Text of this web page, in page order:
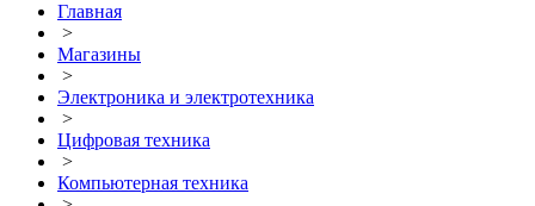
Главная
>
Магазины
>
Электроника и электротехника
>
Цифровая техника
>
Компьютерная техника